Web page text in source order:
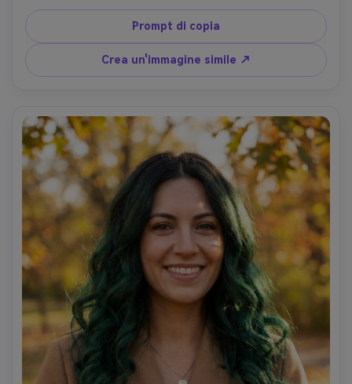
camicetta bianca e borchie di perle, studio luminoso con
accenti pastello, grande illuminazione softbox diffusa,
Canon R5, 85mm f/1.4, primo piano con inclinazione
delicata della testa, umore fresco della campagna di
bellezza, pori realistici, dettaglio dei capelli fini, alta
Prompt di copia
Crea un'immagine simile ↗